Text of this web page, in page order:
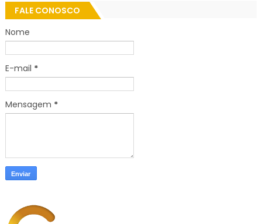
FALE CONOSCO
Nome
E-mail *
Mensagem *